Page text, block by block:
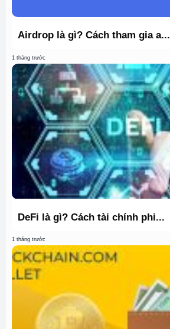
Airdrop là gì? Cách tham gia a...
1 tháng trước
DeFi là gì? Cách tài chính phi...
1 tháng trước